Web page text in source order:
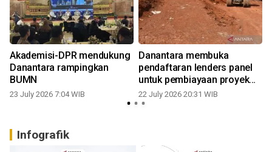
Akademisi-DPR mendukung
Danantara rampingkan
BUMN
23 July 2026 7:04 WIB
Danantara membuka
pendaftaran lenders panel
untuk pembiayaan proyek
PSEL
22 July 2026 20:31 WIB
Infografik